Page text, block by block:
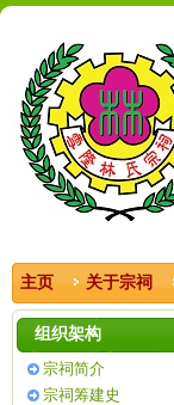
主页 关于宗祠
组织架构
宗祠简介
宗祠筹建史